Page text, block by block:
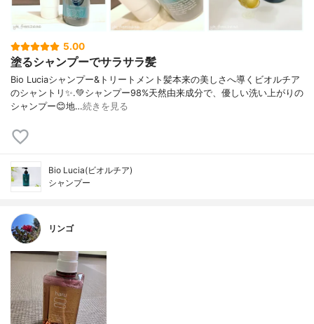
5.00
塗るシャンプーでサラサラ髪
Bio Luciaシャンプー&トリートメント⁡髪本来の美しさへ導くビオルチア
のシャントリ✨⁡.💚シャンプー98%天然由来成分で、優しい洗い上がりの
シャンプー😊地…続きを見る
Bio Lucia(ビオルチア)
シャンプー
リンゴ